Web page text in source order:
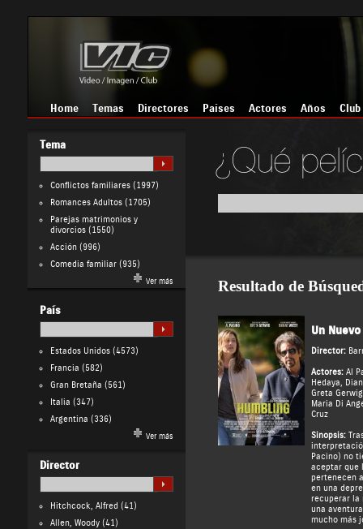
Home Temas Directores Países Actores Años Club
Tema
Conflictos familiares(1997)
Romances Adultos(1705)
Parejas matrimonios y
divorcios(1550)
Acción(996)
Comedia familiar(935)
Ver más
País
Estados Unidos(4573)
Francia (582)
Gran Bretaña (561)
Italia (347)
Argentina (336)
Ver más
Director
Hitchcock, Alfred (41)
Allen, Woody(41)
Resultado de
Un
Director:
Actores: Al
Hedaya,
Greta Gerwig
Maria Di
Cruz
Sinopsis:
Pacino) no
aceptar que
pertenecen
en una
recuperar la
una
mucho más